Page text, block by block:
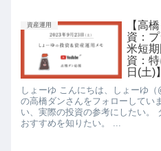
資産運用
【高
資：
米短
資：
日(土)】
しょーゆ こんにちは、しょーゆ
の高橋ダンさんをフォローしてい
い、実際の投資の参考にしたい。
おすすめを知りたい。 ...